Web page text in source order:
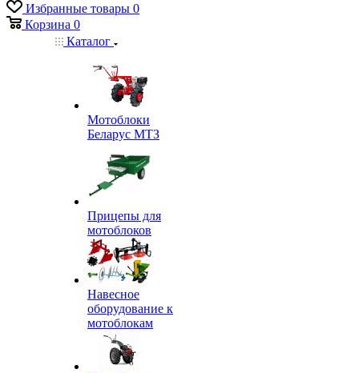
Избранные товары 0
Корзина 0
Каталог
Мотоблоки
Беларус МТЗ
Прицепы для
мотоблоков
Навесное
оборудование к
мотоблокам